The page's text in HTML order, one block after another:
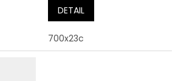
DETAIL
700x23c